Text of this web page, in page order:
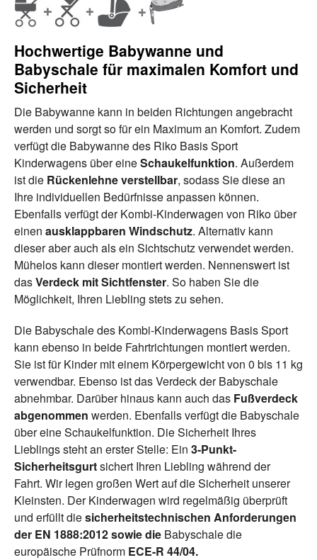
Hochwertige Babywanne und
Babyschale für maximalen Komfort und
Sicherheit
Die Babywanne kann in beiden Richtungen angebracht
werden und sorgt so für ein Maximum an Komfort. Zudem
verfügt die Babywanne des Riko Basis Sport
Kinderwagens über eineSchaukelfunktion. Außerdem
ist die Rückenlehne verstellbar, sodass Sie diese an
Ihre individuellen Bedürfnisse anpassen können.
Ebenfalls verfügt der Kombi-Kinderwagen von Riko über
einen ausklappbaren Windschutz. Alternativ kann
dieser aber auch als ein Sichtschutz verwendet werden.
Mühelos kann dieser montiert werden. Nennenswert ist
dasVerdeck mit Sichtfenster. So haben Sie die
Möglichkeit, Ihren Liebling stets zu sehen.
Die Babyschale des Kombi-Kinderwagens Basis Sport
kann ebenso in beide Fahrtrichtungen montiert werden.
Sie ist für Kinder mit einem Körpergewicht von 0 bis 11 kg
verwendbar. Ebenso ist das Verdeck der Babyschale
abnehmbar. Darüber hinaus kann auch das Fußverdeck
abgenommen werden. Ebenfalls verfügt die Babyschale
über eine Schaukelfunktion. Die Sicherheit Ihres
Lieblings steht an erster Stelle: Ein 3-Punkt-
Sicherheitsgurtsichert Ihren Liebling während der
Fahrt. Wir legen großen Wert auf die Sicherheit unserer
Kleinsten. Der Kinderwagen wird regelmäßig überprüft
und erfüllt diesicherheitstechnischen Anforderungen
der EN 1888:2012 sowie die Babyschale die
europäische Prüfnorm ECE-R 44/04.